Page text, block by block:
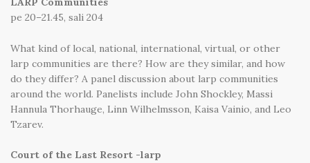
pe 20–21.45, sali 204
What kind of local, national, international, virtual, or other
larp communities are there? How are they similar, and how
do they differ? A panel discussion about larp communities
around the world. Panelists include John Shockley, Massi
Hannula Thorhauge, Linn Wilhelmsson, Kaisa Vainio, and Leo
Tzarev.
Court of the Last Resort -larp